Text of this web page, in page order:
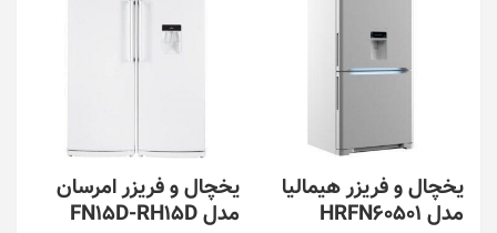
یخچال و فریزر هیمالیا
مدل HRFN60501
یخچال و فریزر امرسان
مدل FN15D-RH15D